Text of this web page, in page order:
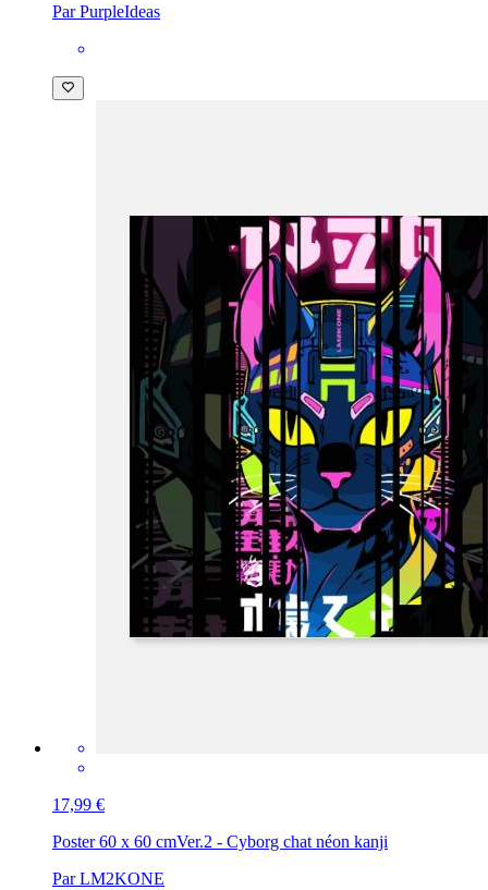
Par PurpleIdeas
17,99 €
Poster 60 x 60 cmVer.2 - Cyborg chat néon kanji
Par LM2KONE